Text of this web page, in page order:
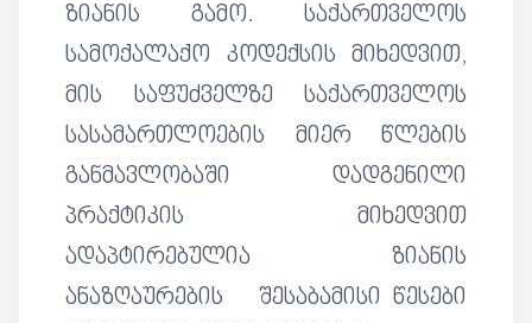
ზიანის გამო. საქართველოს
სამოქალაქო კოდექსის მიხედვით,
მის საფუძველზე საქართველოს
სასამართლოების მიერ წლების
განმავლობაში დადგენილი
პრაქტიკის მიხედვით
ადაპტირებულია ზიანის
ანაზღაურების შესაბამისი წესები